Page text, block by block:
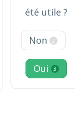
été utile ?
Non 2
Oui 3